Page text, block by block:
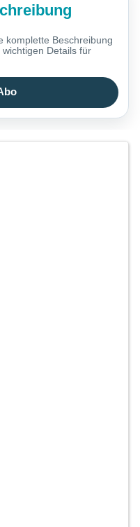
komplette Beschreibung
Details für